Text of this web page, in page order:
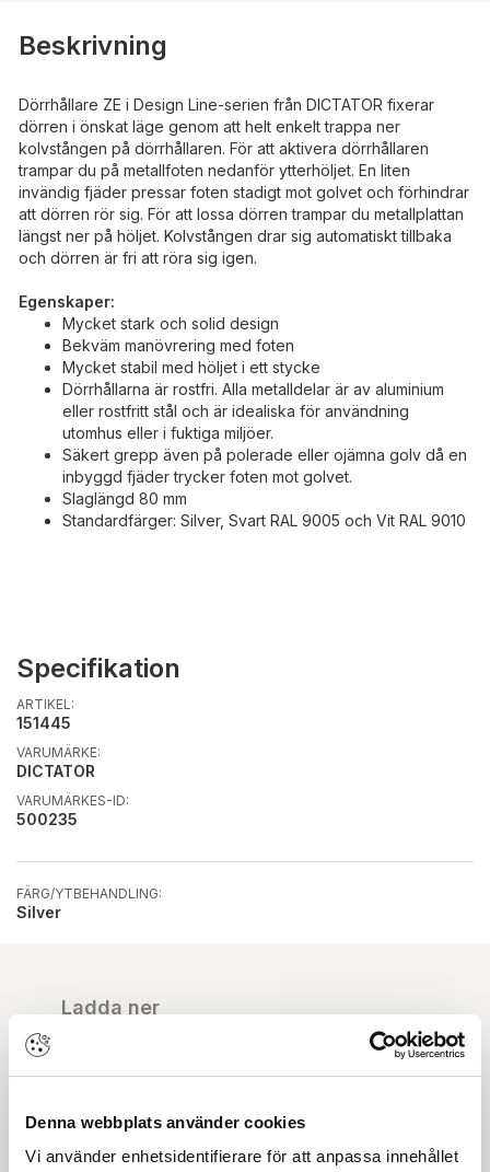
Denna webbplats använder cookies
Vi använder enhetsidentifierare för att anpassa innehållet
Beskrivning
Dörrhållare ZE i Design Line-serien från DICTATOR fixerar
dörren i önskat läge genom att helt enkelt trappa ner
kolvstången på dörrhållaren. För att aktivera dörrhållaren
trampar du på metallfoten nedanför ytterhöljet. En liten
invändig fjäder pressar foten stadigt mot golvet och förhindrar
att dörren rör sig. För att lossa dörren trampar du metallplattan
längst ner på höljet. Kolvstången drar sig automatiskt tillbaka
och dörren är fri att röra sig igen.
Egenskaper:
Mycket stark och solid design
Bekväm manövrering med foten
Mycket stabil med höljet i ett stycke
Dörrhållarna är rostfri. Alla metalldelar är av aluminium
eller rostfritt stål och är idealiska för användning
utomhus eller i fuktiga miljöer.
Säkert grepp även på polerade eller ojämna golv då en
inbyggd fjäder trycker foten mot golvet.
Slaglängd 80 mm
Standardfärger: Silver, Svart RAL 9005 och Vit RAL 9010
Specifikation
ARTIKEL:
151445
VARUMÄRKE:
DICTATOR
VARUMÄRKES-ID:
500235
FÄRG/YTBEHANDLING:
Silver
Ladda ner
Ritning PDF